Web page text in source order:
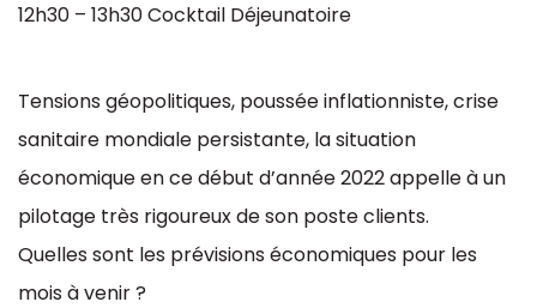
12h30 – 13h30 Cocktail Déjeunatoire
Tensions géopolitiques, poussée inflationniste, crise
sanitaire mondiale persistante, la situation
économique en ce début d’année 2022 appelle à un
pilotage très rigoureux de son poste clients.
Quelles sont les prévisions économiques pour les
mois à venir ?